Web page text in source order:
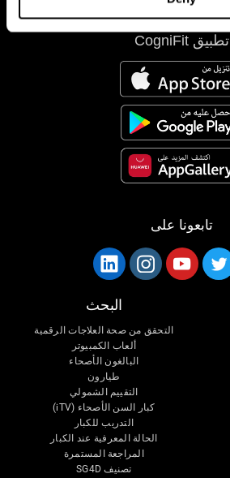
تطبيق CogniFit
تابعونا على
البحث
التحقق من صحة العلاجات الرقمية
ألعاب الكمبيوتر
البالغون الأصحاء
طيارون
التقييم الشمولي
كبار السن الأصحاء (iTV)
التدريب للكبار
الحالة المعرفية عند الكبار
المراجعة المستمرة
تصنيف SG4D